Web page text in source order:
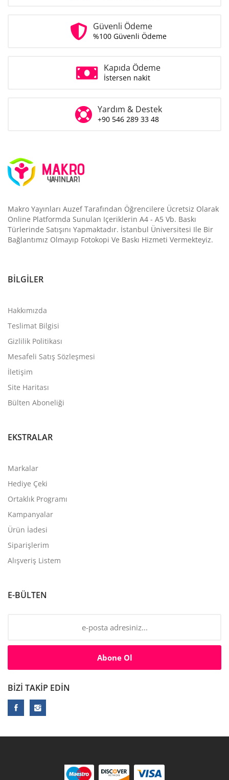
Güvenli Ödeme
%100 Güvenli Ödeme
Kapıda Ödeme
İstersen nakit
Yardım & Destek
+90 546 289 33 48
Makro Yayınları Auzef Tarafından Öğrencilere Ücretsiz Olarak
Online Platformda Sunulan Içeriklerin A4 - A5 Vb. Baskı
Türlerinde Satışını Yapmaktadır. İstanbul Üniversitesi Ile Bir
Bağlantımız Olmayıp Fotokopi Ve Baskı Hizmeti Vermekteyiz.
BILGILER
Hakkımızda
Teslimat Bilgisi
Gizlilik Politikası
Mesafeli Satış Sözleşmesi
İletişim
Site Haritası
Bülten Aboneliği
EKSTRALAR
Markalar
Hediye Çeki
Ortaklık Programı
Kampanyalar
Ürün İadesi
Siparişlerim
Alışveriş Listem
E-BÜLTEN
Abone Ol
BIZI TAKIP EDIN